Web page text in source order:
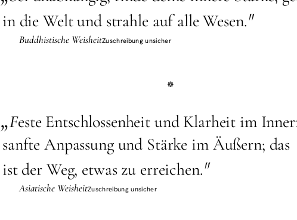
in die Welt und strahle auf alle Wesen."
Buddhistische WeisheitZuschreibung unsicher
„Feste Entschlossenheit und Klarheit im
sanfte Anpassung und Stärke im Äußern; das
ist der Weg, etwas zu erreichen."
Asiatische WeisheitZuschreibung unsicher